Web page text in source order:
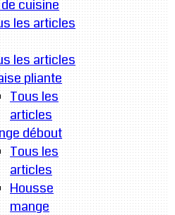
cuisine
les articles
les articles
pliante
Tous les
articles
débout
Tous les
articles
Housse
mange